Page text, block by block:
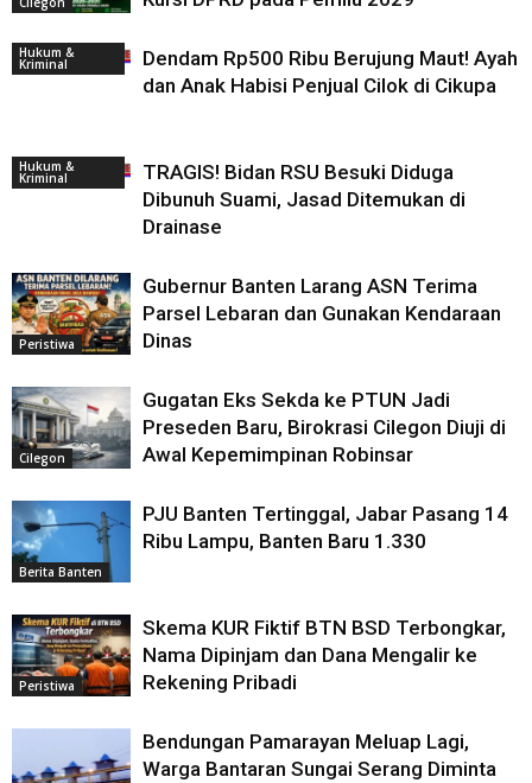
Hukum &
Kriminal
Dendam Rp500 Ribu Berujung Maut! Ayah
dan Anak Habisi Penjual Cilok di Cikupa
Hukum &
Kriminal
TRAGIS! Bidan RSU Besuki Diduga
Dibunuh Suami, Jasad Ditemukan di
Drainase
Peristiwa
Gubernur Banten Larang ASN Terima
Parsel Lebaran dan Gunakan Kendaraan
Dinas
Cilegon
Gugatan Eks Sekda ke PTUN Jadi
Preseden Baru, Birokrasi Cilegon Diuji di
Awal Kepemimpinan Robinsar
Berita Banten
PJU Banten Tertinggal, Jabar Pasang 14
Ribu Lampu, Banten Baru 1.330
Peristiwa
Skema KUR Fiktif BTN BSD Terbongkar,
Nama Dipinjam dan Dana Mengalir ke
Rekening Pribadi
Bendungan Pamarayan Meluap Lagi,
Warga Bantaran Sungai Serang Diminta